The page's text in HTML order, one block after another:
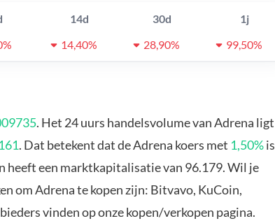
14d 30d
1j
14,40% 28,90% 99,50%
. Het 24 uurs handelsvolume van Adrena ligt
. Dat betekent dat de Adrena koers met 1,50%is
heeft een marktkapitalisatie van 96.179. Wil je
om Adrena te kopen zijn: Bitvavo, KuCoin,
vinden op onze kopen/verkopen pagina.